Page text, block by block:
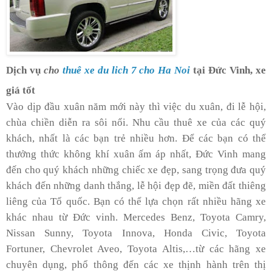
Dịch vụ cho thuê xe du lich 7 cho Ha Noi tại Đức Vinh, xe
giá tốt
Vào dịp đầu xuân năm mới này thì việc du xuân, đi lễ hội,
chùa chiền diễn ra sôi nổi. Nhu cầu thuê xe của các quý
khách, nhất là các bạn trẻ nhiều hơn. Để các bạn có thể
thưởng thức không khí xuân ấm áp nhất, Đức Vinh mang
đến cho quý khách những chiếc xe đẹp, sang trọng đưa quý
khách đến những danh thắng, lễ hội đẹp đẽ, miền đất thiêng
liêng của Tổ quốc. Bạn có thể lựa chọn rất nhiều hãng xe
khác nhau từ Đức vinh. Mercedes Benz, Toyota Camry,
Nissan Sunny, Toyota Innova, Honda Civic, Toyota
Fortuner, Chevrolet Aveo, Toyota Altis,…từ các hãng xe
chuyên dụng, phổ thông đến các xe thịnh hành trên thị